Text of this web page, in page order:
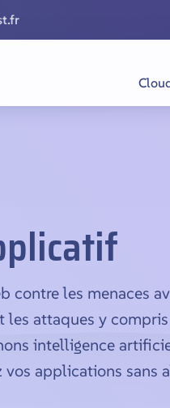
contre les menaces
attaques y
intelligence
vos applications sans